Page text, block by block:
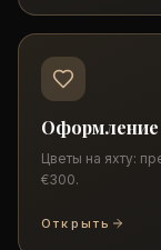
Оформление
Цветы на яхту:
€300.
Открыть